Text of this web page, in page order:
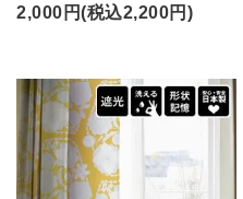
2,000円(税込2,200円)